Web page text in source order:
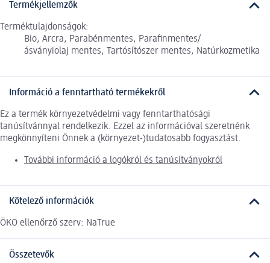
Termékjellemzők
Terméktulajdonságok:
Bio, Arcra, Parabénmentes, Parafinmentes/
ásványiolaj mentes, Tartósítószer mentes, Natúrkozmetika
Információ a fenntartható termékekről
Ez a termék környezetvédelmi vagy fenntarthatósági
tanúsítvánnyal rendelkezik. Ezzel az információval szeretnénk
megkönnyíteni Önnek a (környezet-)tudatosabb fogyasztást.
További információ a logókról és tanúsítványokról
Kötelező információk
ÖKO ellenőrző szerv: NaTrue
Összetevők